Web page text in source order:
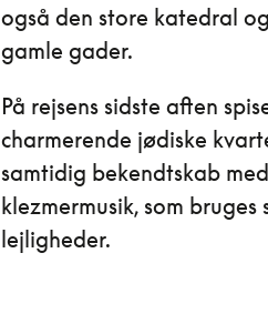
også den store katedral
gamle gader.
På rejsens sidste aften
charmerende jødiske
samtidig bekendtskab
klezmermusik, som
lejligheder.